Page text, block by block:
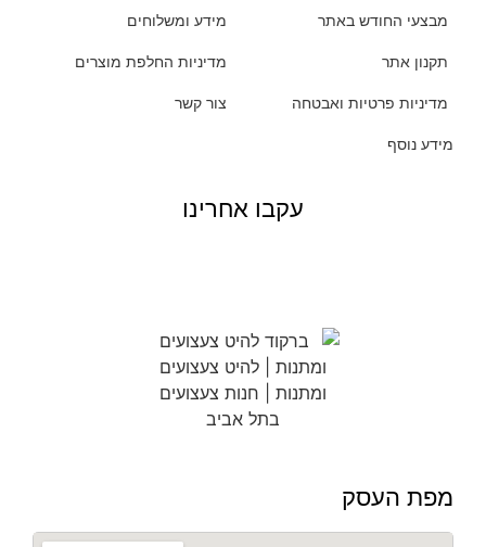
מבצעי החודש באתר
תקנון אתר
מדיניות פרטיות ואבטחה
מידע נוסף
מידע ומשלוחים
מדיניות החלפת מוצרים
צור קשר
עקבו אחרינו
מפת העסק